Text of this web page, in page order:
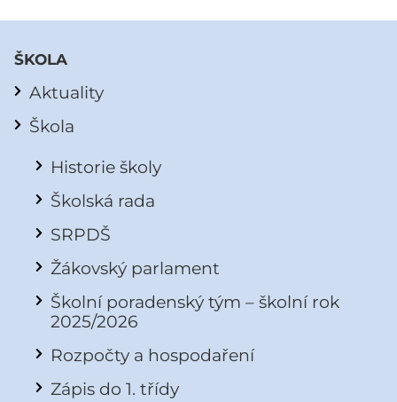
ŠKOLA
Aktuality
Škola
Historie školy
Školská rada
SRPDŠ
Žákovský parlament
Školní poradenský tým – školní rok
2025/2026
Rozpočty a hospodaření
Zápis do 1. třídy